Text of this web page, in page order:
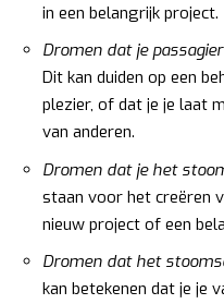
in een belangrijk project.
Dromen dat je
Dit kan duiden op een
plezier, of dat je je laat
van anderen.
Dromen dat je het
staan voor het creëren
nieuw project of een
Dromen dat het
kan betekenen dat je je